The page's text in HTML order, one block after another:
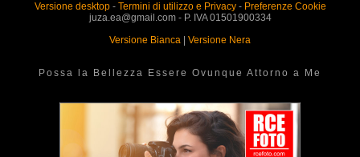
Versione desktop- Termini di utilizzo e Privacy- Preferenze Cookie
juza.ea@gmail.com - P. IVA 01501900334
Versione Bianca
Versione Nera
Possa la Bellezza Essere Ovunque Attorno a Me